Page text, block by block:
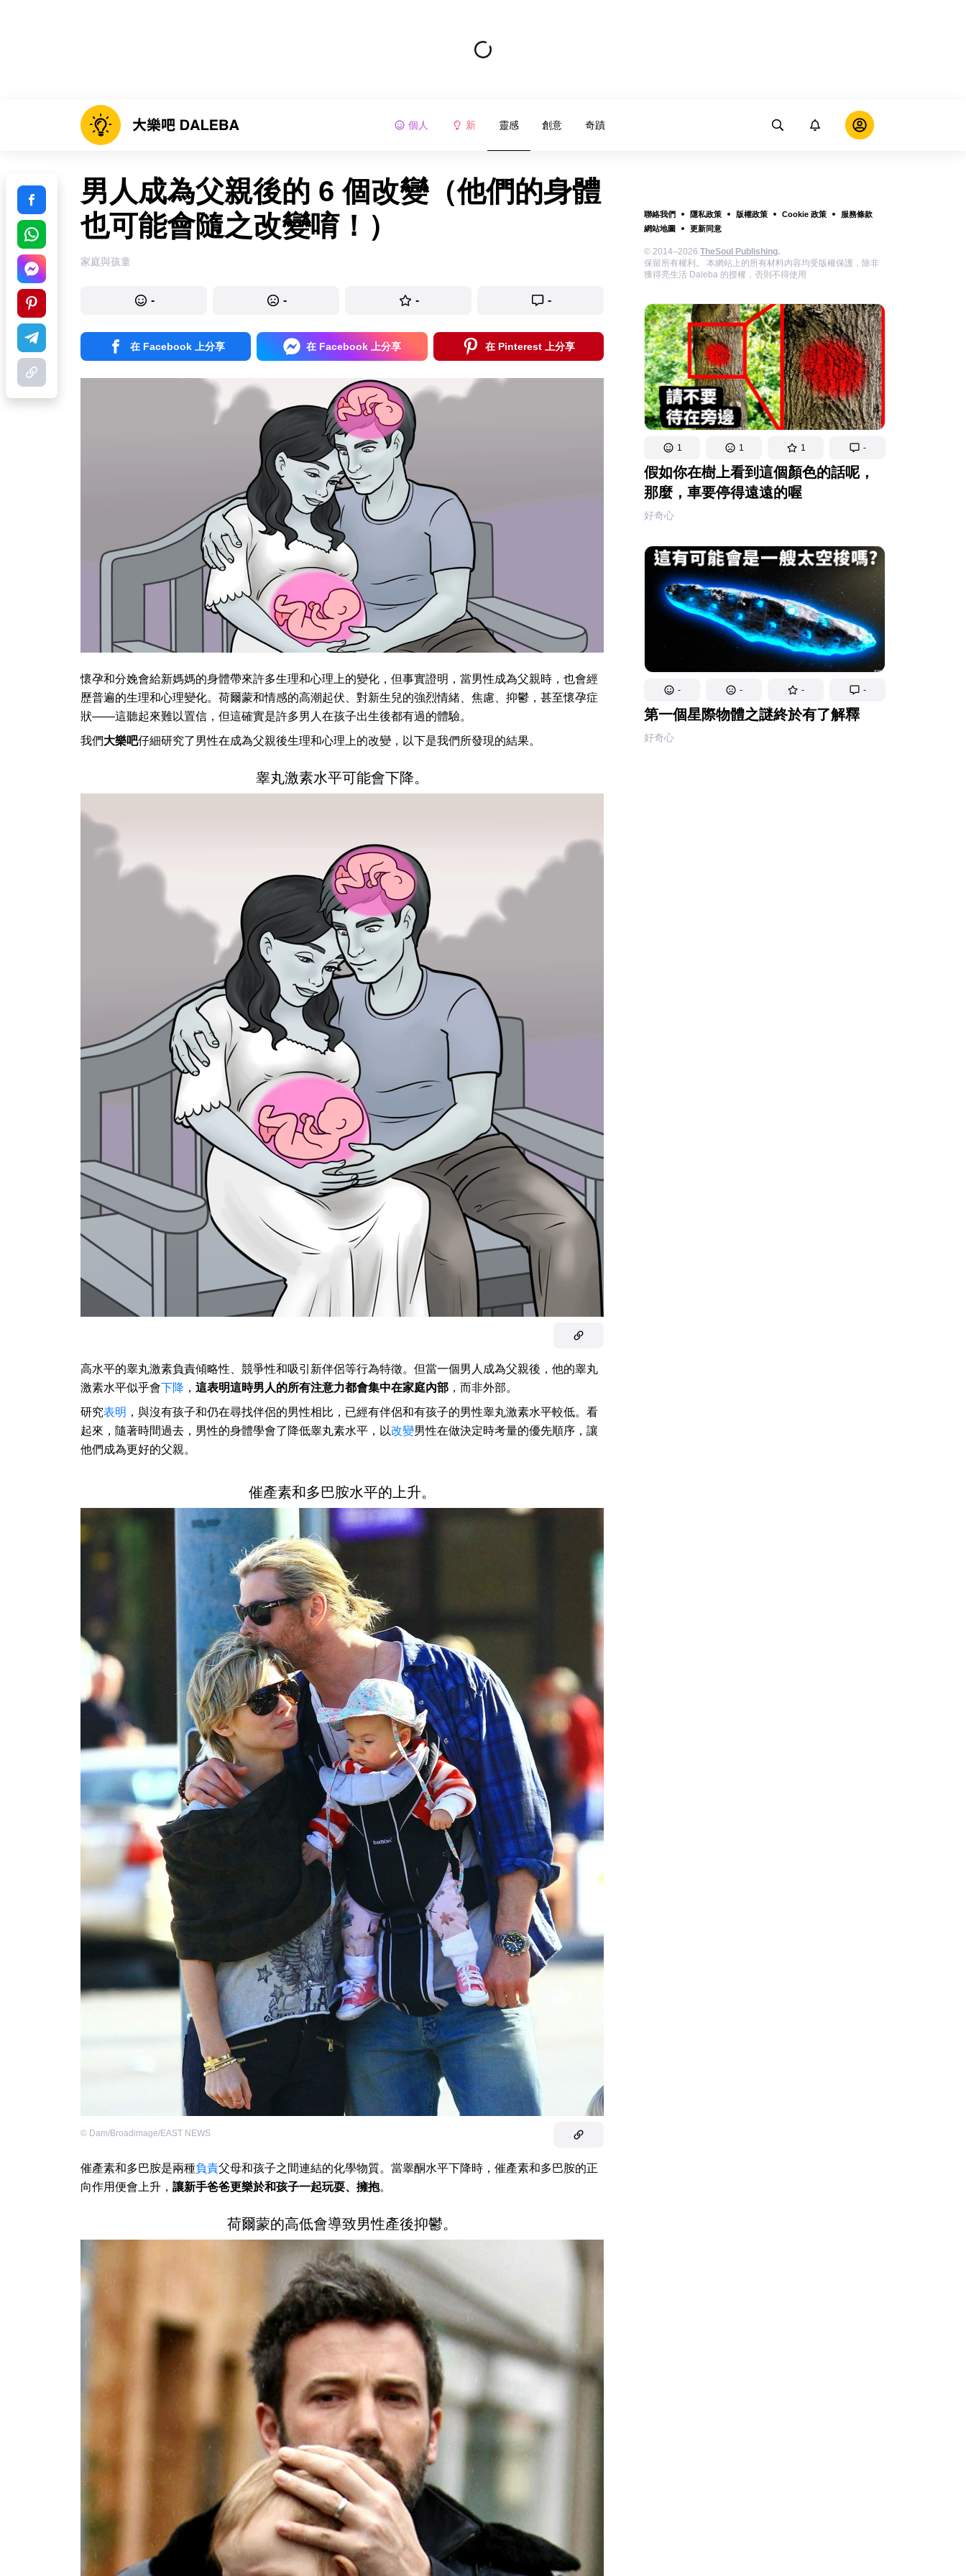
個人 新 靈感 創意 奇蹟
聯絡我們 隱私政策 版權政策 Cookie 政策
服務條款
網站地圖
更新同意
© 2014–2026 TheSoul Publishing.
保留所有權利。 本網站上的所有材料內容均受版權保護，除非
獲得亮生活 Daleba 的授權，否則不得使用
1 1 1 -
假如你在樹上看到這個顏色的話呢，
那麼，車要停得遠遠的喔
好奇心
- - - -
第一個星際物體之謎終於有了解釋
好奇心
男人成為父親後的 6 個改變（他們的身體
也可能會隨之改變唷！）
家庭與孩童
- - - -
在 Facebook 上分享 在 Facebook 上分享 在 Pinterest 上分享
懷孕和分娩會給新媽媽的身體帶來許多生理和心理上的變化，但事實證明，當男性成為父親時，也會經
歷普遍的生理和心理變化。荷爾蒙和情感的高潮起伏、對新生兒的強烈情緒、焦慮、抑鬱，甚至懷孕症
狀——這聽起來難以置信，但這確實是許多男人在孩子出生後都有過的體驗。
我們大樂吧仔細研究了男性在成為父親後生理和心理上的改變，以下是我們所發現的結果。
睾丸激素水平可能會下降。
高水平的睾丸激素負責傾略性、競爭性和吸引新伴侶等行為特徵。但當一個男人成為父親後，他的睾丸
激素水平似乎會下降 ， 這表明這時男人的所有注意力都會集中在家庭內部 ，而非外部。
研究表明 ，與沒有孩子和仍在尋找伴侶的男性相比，已經有伴侶和有孩子的男性睾丸激素水平較低。看
起來，隨著時間過去，男性的身體學會了降低睾丸素水平，以改變男性在做決定時考量的優先順序，讓
他們成為更好的父親。
催產素和多巴胺水平的上升。
© Dam/Broadimage/EAST NEWS
催產素和多巴胺是兩種負責父母和孩子之間連結的化學物質。當睾酮水平下降時，催產素和多巴胺的正
向作用便會上升， 讓新手爸爸更樂於和孩子一起玩耍、擁抱。
荷爾蒙的高低會導致男性產後抑鬱。